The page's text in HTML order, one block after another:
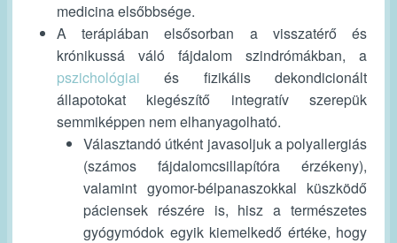
medicina elsőbbsége.
A terápiában elsősorban a visszatérő és
krónikussá váló fájdalom szindrómákban, a
pszichológiai és fizikális dekondicionált
állapotokat kiegészítő integratív szerepük
semmiképpen nem elhanyagolható.
Választandó útként javasoljuk a polyallergiás
(számos fájdalomcsillapítóra érzékeny),
valamint gyomor-bélpanaszokkal küszködő
páciensek részére is, hisz a természetes
gyógymódok egyik kiemelkedő értéke, hogy